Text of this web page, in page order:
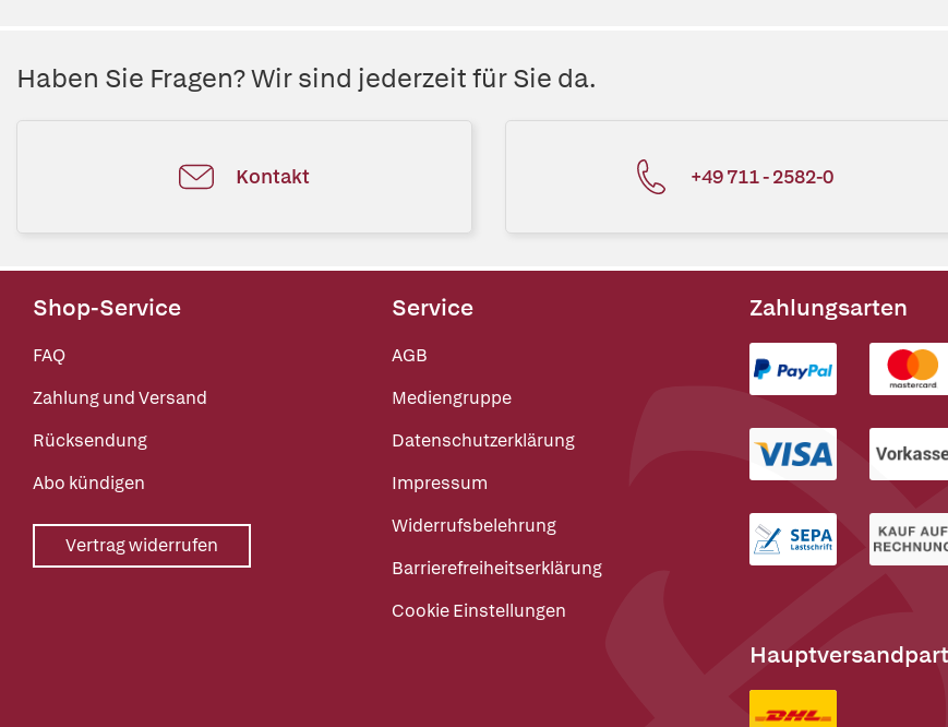
Haben Sie Fragen? Wir sind jederzeit für Sie da.
Kontakt +49 711 - 2582-0
Shop-Service
FAQ
Zahlung und Versand
Rücksendung
Abo kündigen
Vertrag widerrufen
Service
AGB
Mediengruppe
Datenschutzerklärung
Impressum
Widerrufsbelehrung
Barrierefreiheitserklärung
Cookie Einstellungen
Zahlungsarten